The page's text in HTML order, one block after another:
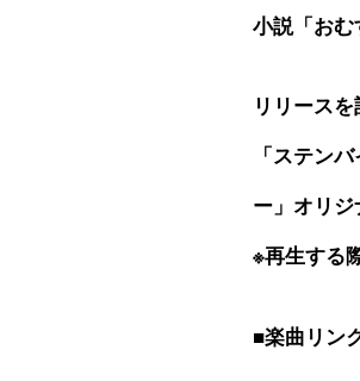
小説「おむ
リリース
「ステン
ー」オリジ
※再生する
■楽曲リン